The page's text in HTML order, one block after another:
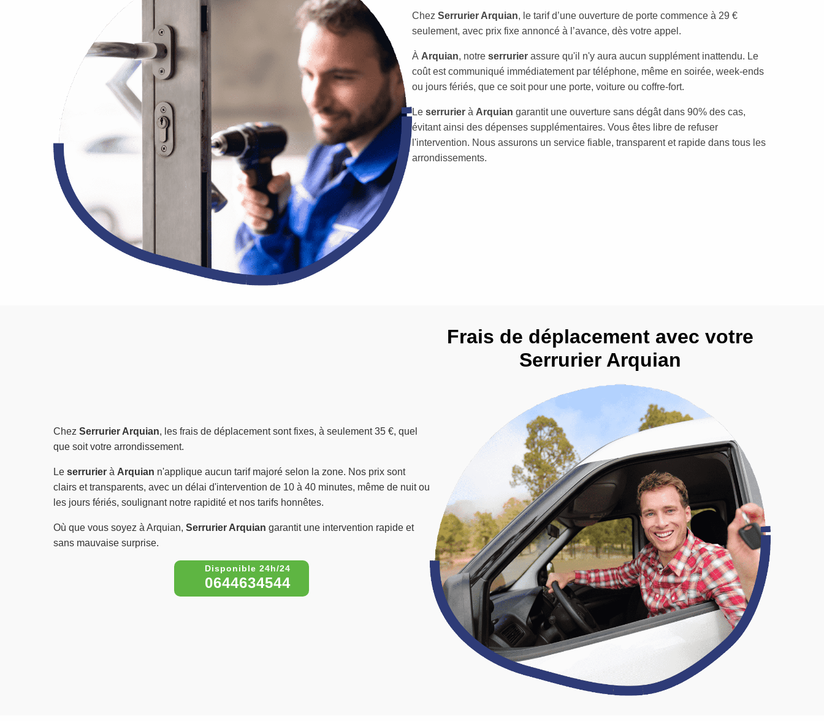
Chez Serrurier Arquian, le tarif d’une ouverture de porte commence à 29 €
seulement, avec prix fixe annoncé à l’avance, dès votre appel.
À Arquian, notre serrurier assure qu'il n'y aura aucun supplément inattendu. Le
coût est communiqué immédiatement par téléphone, même en soirée, week-ends
ou jours fériés, que ce soit pour une porte, voiture ou coffre-fort.
Le serrurier à Arquian garantit une ouverture sans dégât dans 90% des cas,
évitant ainsi des dépenses supplémentaires. Vous êtes libre de refuser
l'intervention. Nous assurons un service fiable, transparent et rapide dans tous les
arrondissements.
Chez Serrurier Arquian, les frais de déplacement sont fixes, à seulement 35 €, quel
que soit votre arrondissement.
Le serrurier à Arquian n'applique aucun tarif majoré selon la zone. Nos prix sont
clairs et transparents, avec un délai d'intervention de 10 à 40 minutes, même de nuit ou
les jours fériés, soulignant notre rapidité et nos tarifs honnêtes.
Où que vous soyez à Arquian, Serrurier Arquian garantit une intervention rapide et
sans mauvaise surprise.
0644634544
Frais de déplacement avec votre
Serrurier Arquian